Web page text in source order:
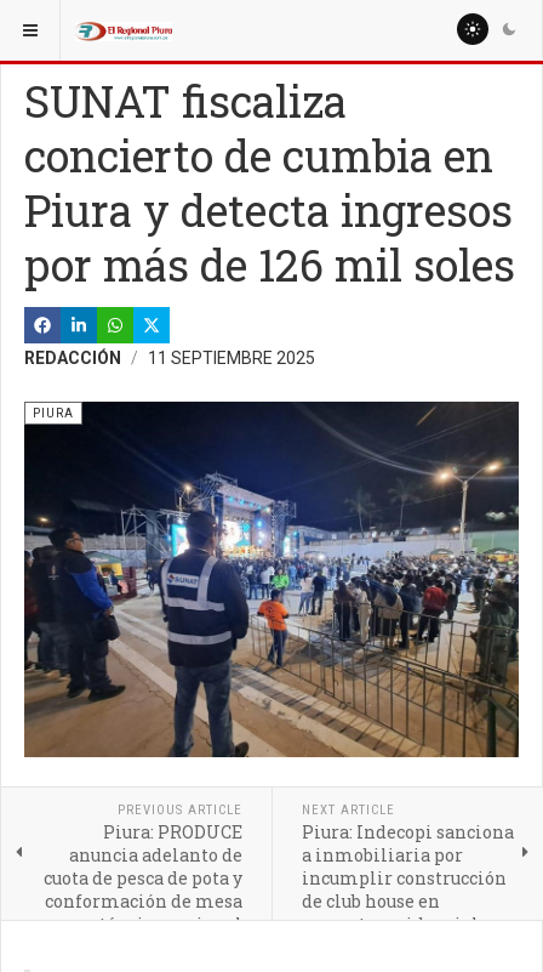
ESTÁ AQUÍ: REGIÓN PIURA
SUNAT fiscaliza
concierto de cumbia en
Piura y detecta ingresos
por más de 126 mil soles
REDACCIÓN 11 SEPTIEMBRE 2025
PIURA
PREVIOUS ARTICLE
Piura: PRODUCE
anuncia adelanto de
cuota de pesca de pota y
conformación de mesa
técnica nacional
NEXT ARTICLE
Piura: Indecopi sanciona
a inmobiliaria por
incumplir construcción
de club house en
proyecto residencial